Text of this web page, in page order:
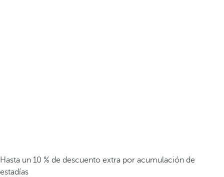
Hasta un 10 % de descuento extra por acumulación de
estadías